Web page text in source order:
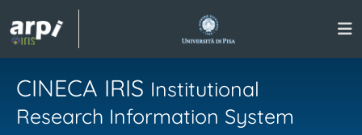
CINECA IRIS Institutional
Research Information System